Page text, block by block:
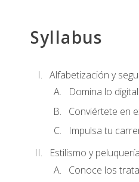
Syllabus
Alfabetización y
Domina lo
Conviértete en
Impulsa tu
Estilismo y peluquería
Conoce los